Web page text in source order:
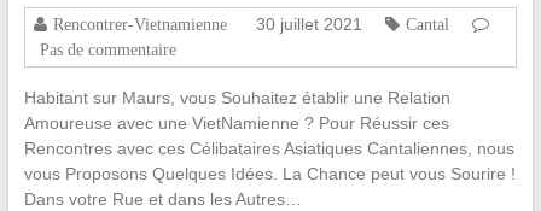
Rencontrer-Vietnamienne 30 juillet 2021
Cantal
Pas de commentaire
Habitant sur Maurs, vous Souhaitez établir une Relation
Amoureuse avec une VietNamienne ? Pour Réussir ces
Rencontres avec ces Célibataires Asiatiques Cantaliennes, nous
vous Proposons Quelques Idées. La Chance peut vous Sourire !
Dans votre Rue et dans les Autres…